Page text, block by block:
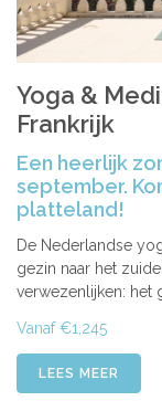
Yoga &
Frankrijk
Een heerlijk
september.
platteland!
De Nederlandse
gezin naar het
verwezenlijken: het
Vanaf €1,245
LEES MEER